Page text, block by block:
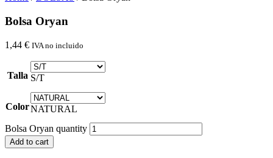
Bolsa Oryan
1,44 € IVA no incluido
Talla S/T
ColorNATURAL
Bolsa Oryan quantity
Add to cart